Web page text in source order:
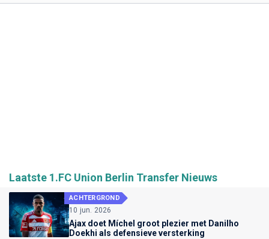
Laatste 1.FC Union Berlin Transfer Nieuws
ACHTERGROND
10 jun. 2026
Ajax doet Míchel groot plezier met Danilho
Doekhi als defensieve versterking